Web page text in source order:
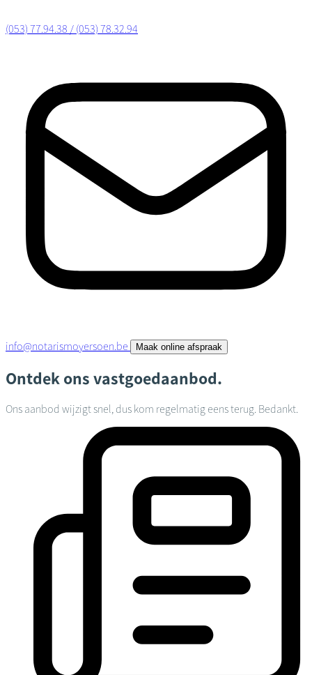
(053) 77.94.38 / (053) 78.32.94
info@notarismoyersoen.be Maak online afspraak
Ontdek ons vastgoedaanbod.
Ons aanbod wijzigt snel, dus kom regelmatig eens terug. Bedankt.